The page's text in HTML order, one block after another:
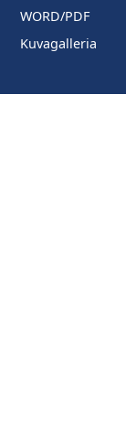
WORD/PDF
Kuvagalleria